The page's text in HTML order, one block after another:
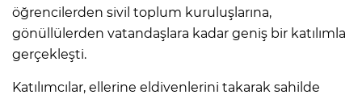
öğrencilerden sivil toplum kuruluşlarına,
gönüllülerden vatandaşlara kadar geniş bir katılımla
gerçekleşti.
Katılımcılar, ellerine eldivenlerini takarak sahilde